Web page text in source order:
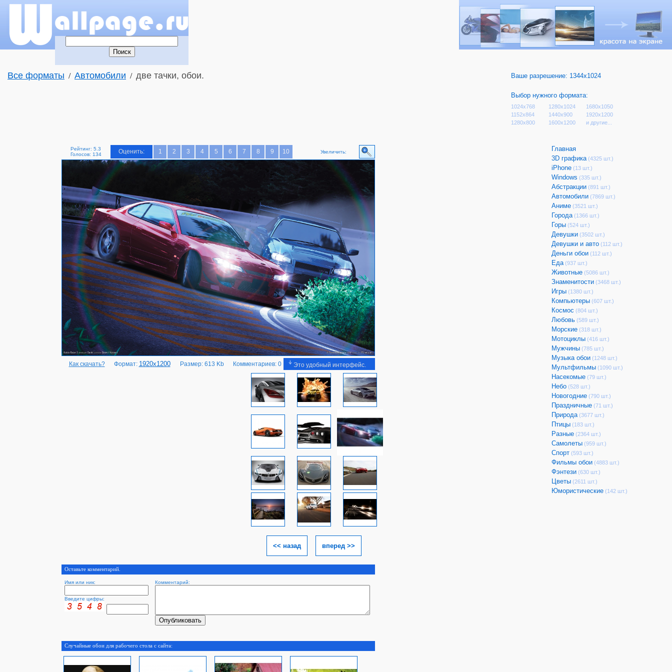
Все форматы / Автомобили / две тачки, обои. Ваше разрешение: 1344x1024
Выбор нужного формата:
1024x768 1280x1024
1680x1050
1152x864
1440x900
1920x1200
1280x800
1600x1200 и другие...
Рейтинг: 5.3
Голосов: 134
Оценить: 1 2 3 4 5 6 7 8 9 10 Увеличить:
Как скачать? Формат: 1920x1200 Размер: 613 Kb Комментариев: 0 Это удобный интерфейс.
<< назад вперед >>
Оставьте комментарий.
Имя или ник: Комментарий:
Введите цифры:
Случайные обои для рабочего стола с сайта:
Главная
3D графика (4325 шт.)
iPhone (13 шт.)
Windows (335 шт.)
Абстракции (891 шт.)
Автомобили (7869 шт.)
Аниме (3521 шт.)
Города (1366 шт.)
Горы (524 шт.)
Девушки (3502 шт.)
Девушки и авто (112 шт.)
Деньги обои (112 шт.)
Еда (937 шт.)
Животные (5086 шт.)
Знаменитости (3468 шт.)
Игры (1380 шт.)
Компьютеры (607 шт.)
Космос (804 шт.)
Любовь (589 шт.)
Морские (318 шт.)
Мотоциклы (416 шт.)
Мужчины (785 шт.)
Музыка обои (1248 шт.)
Мультфильмы (1090 шт.)
Насекомые (79 шт.)
Небо (528 шт.)
Новогодние (790 шт.)
Праздничные (71 шт.)
Природа (3677 шт.)
Птицы (183 шт.)
Разные (2364 шт.)
Самолеты (959 шт.)
Спорт (593 шт.)
Фильмы обои (4883 шт.)
Фэнтези (630 шт.)
Цветы (2611 шт.)
Юмористические (142 шт.)